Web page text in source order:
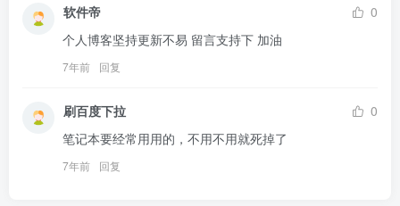
软件帝
0
个人博客坚持更新不易 留言支持下 加油
7年前 回复
刷百度下拉
0
笔记本要经常用用的，不用不用就死掉了
7年前 回复